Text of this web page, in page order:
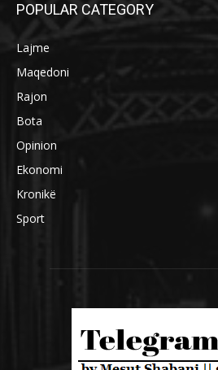
POPULAR CATEGORY
Lajme
Maqedoni
Rajon
Bota
Opinion
Ekonomi
Kronikë
Sport